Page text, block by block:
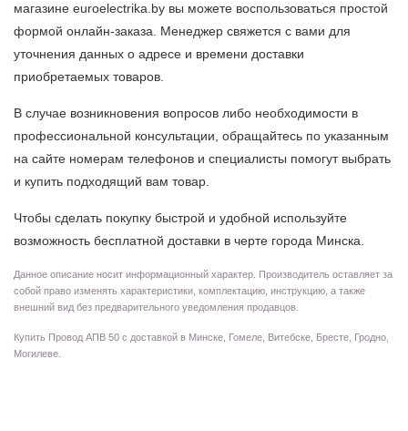
магазине euroelectrika.by вы можете воспользоваться простой
формой онлайн-заказа. Менеджер свяжется с вами для
уточнения данных о адресе и времени доставки
приобретаемых товаров.
В случае возникновения вопросов либо необходимости в
профессиональной консультации, обращайтесь по указанным
на сайте номерам телефонов и специалисты помогут выбрать
и купить подходящий вам товар.
Чтобы сделать покупку быстрой и удобной используйте
возможность бесплатной доставки в черте города Минска.
Данное описание носит информационный характер. Производитель оставляет за
собой право изменять характеристики, комплектацию, инструкцию, а также
внешний вид без предварительного уведомления продавцов.
Купить Провод АПВ 50 с доставкой в Минске, Гомеле, Витебске, Бресте, Гродно,
Могилеве.